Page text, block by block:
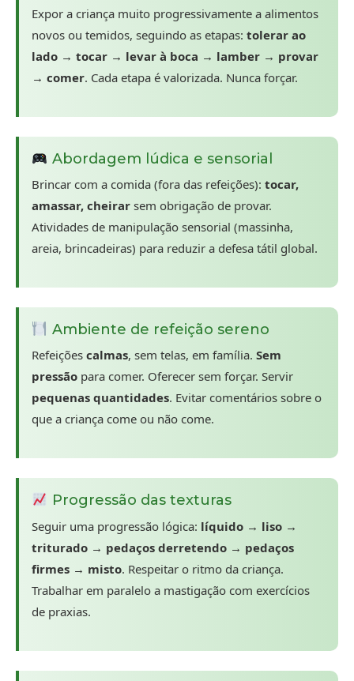
Expor a criança muito progressivamente a alimentos
novos ou temidos, seguindo as etapas: tolerar ao
lado → tocar → levar à boca → lamber → provar
→ comer. Cada etapa é valorizada. Nunca forçar.
Abordagem lúdica e sensorial
Brincar com a comida (fora das refeições): tocar,
amassar, cheirar sem obrigação de provar.
Atividades de manipulação sensorial (massinha,
areia, brincadeiras) para reduzir a defesa tátil global.
Ambiente de refeição sereno
Refeições calmas, sem telas, em família. Sem
pressão para comer. Oferecer sem forçar. Servir
pequenas quantidades. Evitar comentários sobre o
que a criança come ou não come.
Progressão das texturas
Seguir uma progressão lógica: líquido → liso →
triturado → pedaços derretendo → pedaços
firmes → misto. Respeitar o ritmo da criança.
Trabalhar em paralelo a mastigação com exercícios
de praxias.